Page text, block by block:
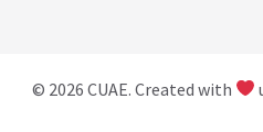
© 2026 CUAE. Created with